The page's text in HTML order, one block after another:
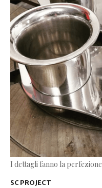
I dettagli fanno la
SC PROJECT